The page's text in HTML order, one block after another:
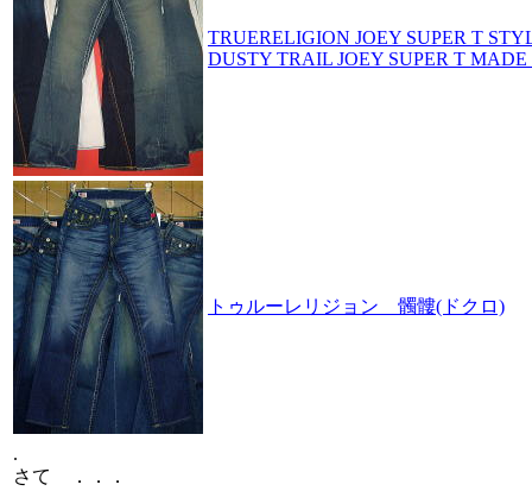
TRUERELIGION JOEY SUPER T
DUSTY TRAIL JOEY SUPER T
トゥルーレリジョン 髑髏(ドクロ)
.
さて ．．．